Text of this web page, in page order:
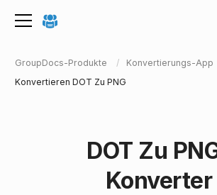
GroupDocs-Produkte
Konvertierungs-App
Konvertieren DOT Zu PNG
DOT Zu
Konverter